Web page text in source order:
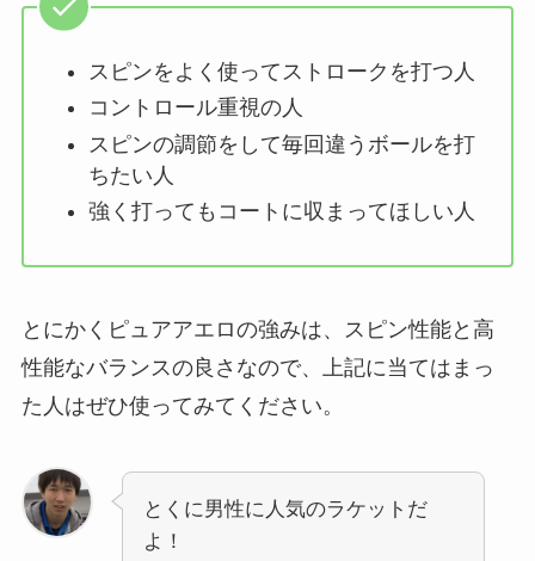
スピンをよく使ってストロークを打つ人
コントロール重視の人
スピンの調節をして毎回違うボールを打
ちたい人
強く打ってもコートに収まってほしい人
とにかくピュアアエロの強みは、スピン性能と高
性能なバランスの良さなので、上記に当てはまっ
た人はぜひ使ってみてください。
とくに男性に人気のラケットだ
よ！